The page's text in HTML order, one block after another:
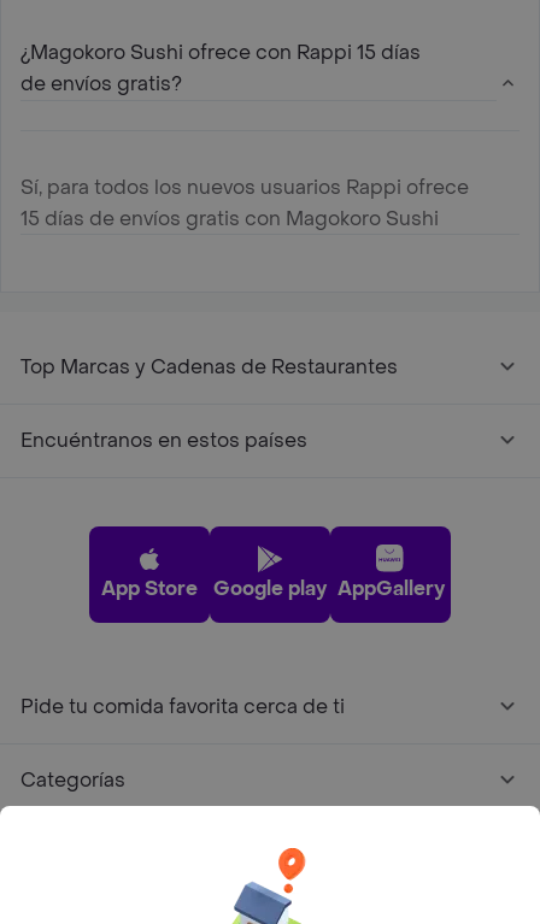
¿Magokoro Sushi ofrece con Rappi 15 días
de envíos gratis?
Sí, para todos los nuevos usuarios Rappi ofrece
15 días de envíos gratis con Magokoro Sushi
Top Marcas y Cadenas de Restaurantes
Encuéntranos en estos países
App Store Google play AppGallery
Pide tu comida favorita cerca de ti
Categorías